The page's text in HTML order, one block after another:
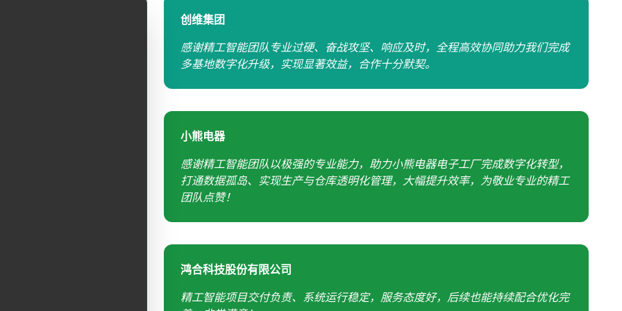
创维集团
感谢精工智能团队专业过硬、奋战攻坚、响应及时，全程高效协同助力我们完成
多基地数字化升级，实现显著效益，合作十分默契。
小熊电器
感谢精工智能团队以极强的专业能力，助力小熊电器电子工厂完成数字化转型，
打通数据孤岛、实现生产与仓库透明化管理，大幅提升效率，为敬业专业的精工
团队点赞！
鸿合科技股份有限公司
精工智能项目交付负责、系统运行稳定，服务态度好，后续也能持续配合优化完